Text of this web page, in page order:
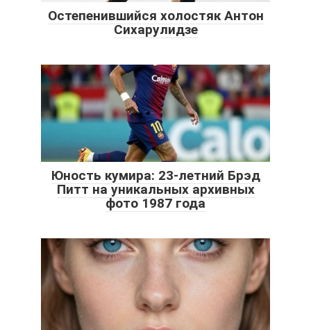
Остепенившийся холостяк Антон
Сихарулидзе
Юность кумира: 23-летний Брэд
Питт на уникальных архивных
фото 1987 года